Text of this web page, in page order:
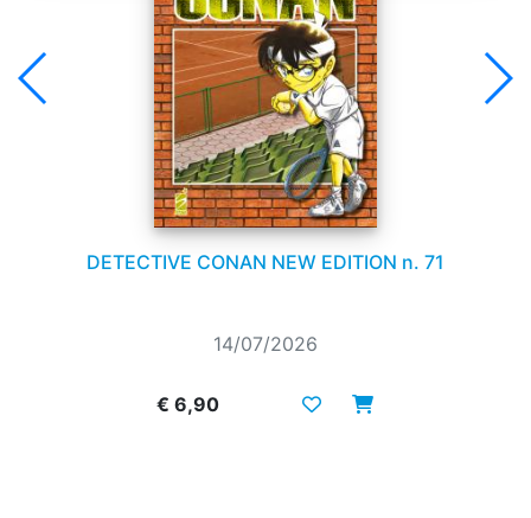
DETECTIVE CONAN NEW EDITION n. 71
14/07/2026
€ 6,90